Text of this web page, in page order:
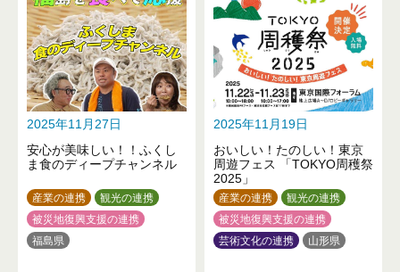
2025年11月27日
安心が美味しい！！ふくし
ま食のディープチャンネル
産業の連携
観光の連携
被災地復興支援の連携
福島県
2025年11月19日
おいしい！たのしい！東京
周遊フェス 「TOKYO周穫祭
2025」
産業の連携
観光の連携
被災地復興支援の連携
芸術文化の連携
山形県